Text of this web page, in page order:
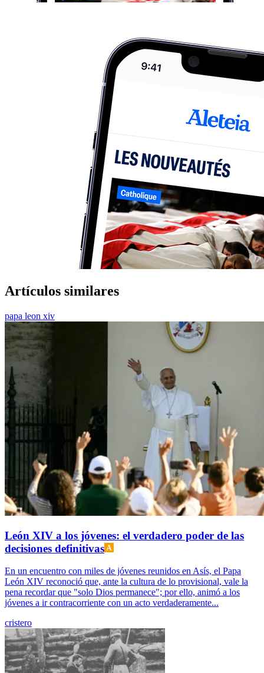
Artículos similares
papa leon xiv
León XIV a los jóvenes: el verdadero poder de las
decisiones definitivas
En un encuentro con miles de jóvenes reunidos en Asís, el Papa
León XIV reconoció que, ante la cultura de lo provisional, vale la
pena recordar que "solo Dios permanece"; por ello, animó a los
jóvenes a ir contracorriente con un acto verdaderamente...
cristero